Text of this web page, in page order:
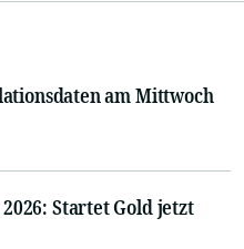
am Mittwoch
Startet Gold jetzt